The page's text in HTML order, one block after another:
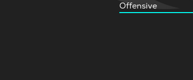
Offensive